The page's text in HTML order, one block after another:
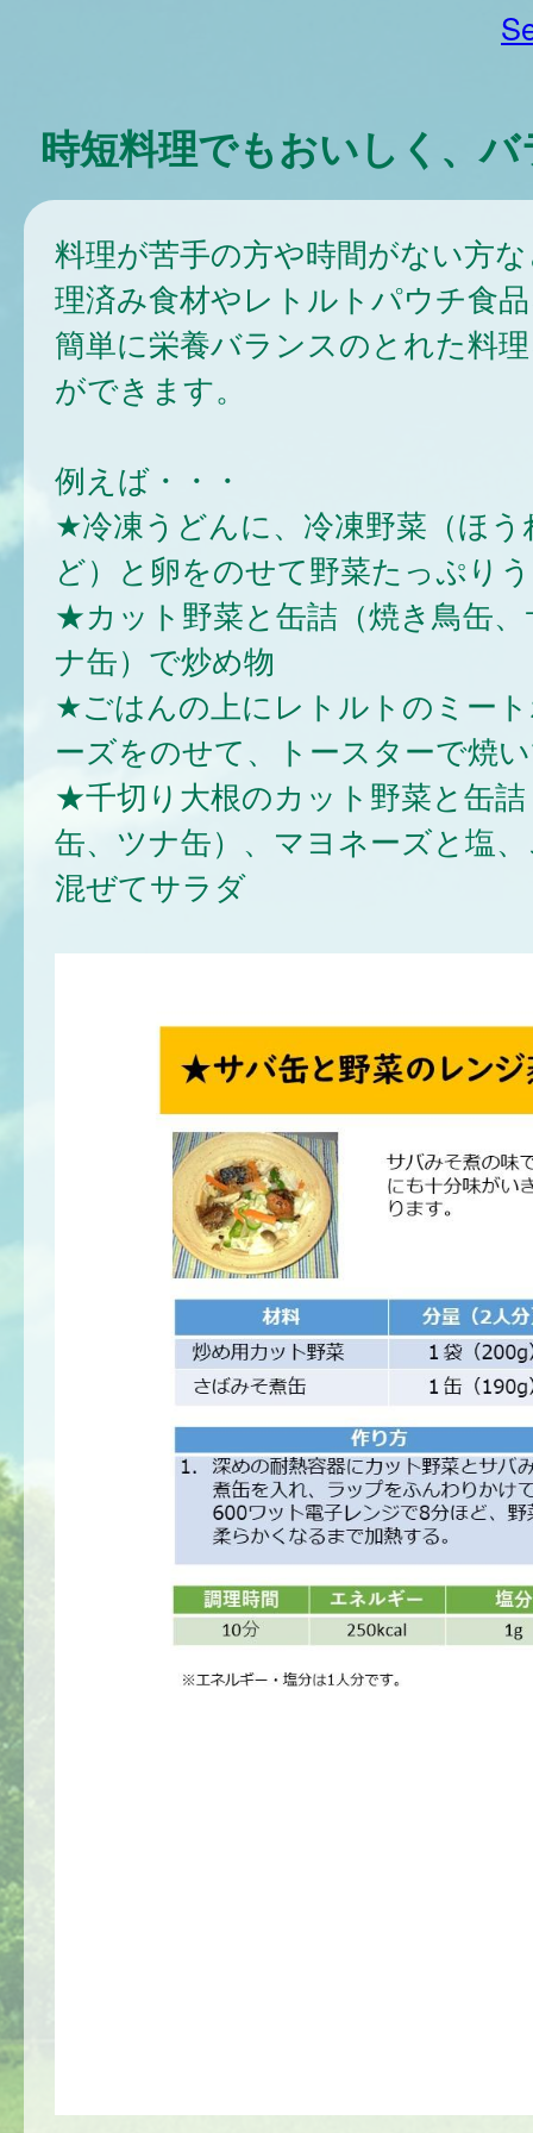
時短料理でもおいしく、
料理が苦手の方や時間がない方
理済み食材やレトルトパウチ食
簡単に栄養バランスのとれた料
ができます。
例えば・・・
★冷凍うどんに、冷凍野菜（ほう
ど）と卵をのせて野菜たっぷり
★カット野菜と缶詰（焼き鳥缶
ナ缶）で炒め物
★ごはんの上にレトルトのミー
ーズをのせて、トースターで焼
★千切り大根のカット野菜と缶
缶、ツナ缶）、マヨネーズと塩
混ぜてサラダ